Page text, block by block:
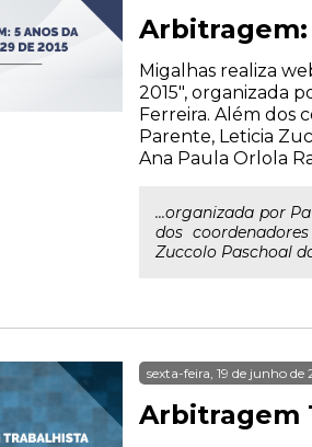
Arbitragem:
Migalhas realiza
2015", organizada
Ferreira. Além dos
Parente, Leticia
Ana Paula Orlola
...organizada por
dos
Zuccolo Paschoal
sexta-feira, 19 de junho de
Arbitragem